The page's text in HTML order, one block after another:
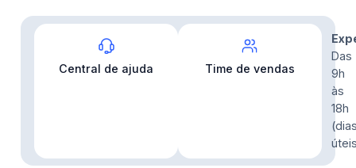
Central de ajuda Time de vendas
Das
9h
às
18h